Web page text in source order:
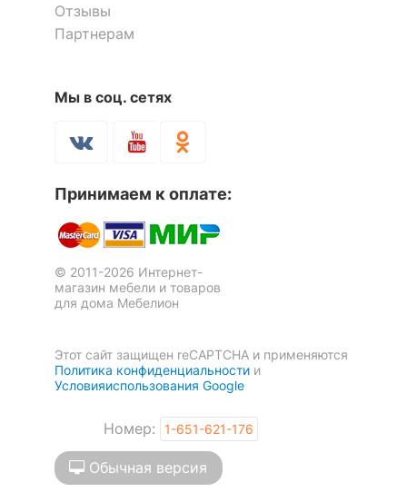
Отзывы
Партнерам
Мы в соц. сетях
Принимаем к оплате:
© 2011-2026 Интернет-
магазин мебели и товаров
для дома Мебелион
Этот сайт защищен reCAPTCHA и применяются
Политика конфиденциальности и
Условияиспользования Google
Номер: 1-651-621-176
Обычная версия